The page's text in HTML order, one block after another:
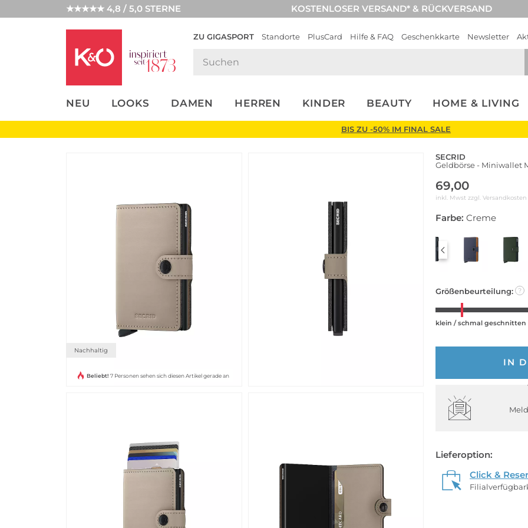
★★★★★ 4,8 / 5,0 STERNE KOSTENLOSER VERSAND* & RÜCKVERSAND
ZU GIGASPORT Standorte PlusCard Hilfe & FAQ Geschenkkarte Newsletter
NEU LOOKS DAMEN HERREN KINDER BEAUTY HOME & LIVING
UNSERE APP
CLICK &
BIS ZU -50% IM FINAL SALE
Nachhaltig
Beliebt! 7 Personen sehen sich diesen Artikel gerade an
SECRID
Geldbörse - Miniwallet
69,00
inkl. Mwst zzgl. Versandkosten
Farbe: Creme
Größenbeurteilung: ?
klein / schmal geschnitten
IN
Lieferoption:
Click &